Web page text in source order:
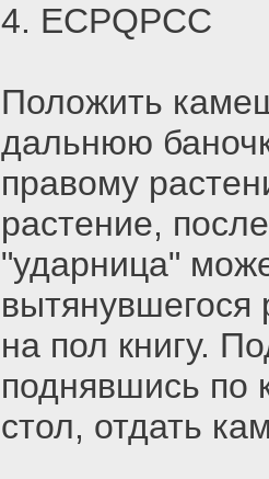
4. ECPQPCC
Положить
дальнюю
правому
растение,
"ударница"
вытянувшегося
на пол книгу.
поднявшись по
стол, отдать